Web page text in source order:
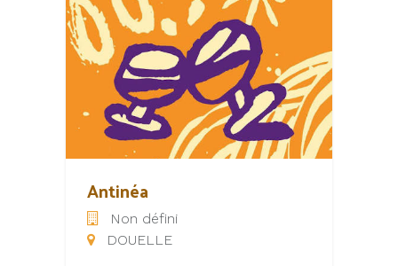
d'une piscine à débordement
ouverte sur le superbe
panorama qu'offre la vallée du
Causse, ils vous reçoivent en
hôtes passionnés, avec chaleur
et convivialité.
Vous êtes au logis hôtel*** La
Cahors, installé dans l'une de
ses 10 chambres coquettes avec
vue et savourez la cuisine du
Antinéa
Non défini
DOUELLE